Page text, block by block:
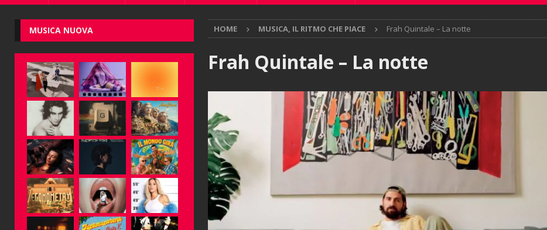
HOME MUSICA, IL RITMO CHE PIACE Frah Quintale – La notte
Frah Quintale – La notte
MUSICA NUOVA